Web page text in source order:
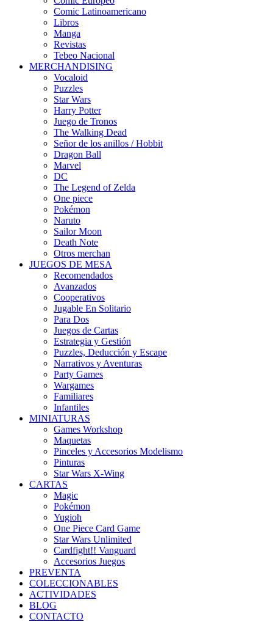
Comic Latinoamericano
Libros
Manga
Revistas
Tebeo Nacional
MERCHANDISING
Vocaloid
Puzzles
Star Wars
Harry Potter
Juego de Tronos
The Walking Dead
Señor de los anillos / Hobbit
Dragon Ball
Marvel
DC
The Legend of Zelda
One piece
Pokémon
Naruto
Sailor Moon
Death Note
Otros merchan
JUEGOS DE MESA
Recomendados
Avanzados
Cooperativos
Jugable En Solitario
Para Dos
Juegos de Cartas
Estrategia y Gestión
Puzzles, Deducción y Escape
Narrativos y Aventuras
Party Games
Wargames
Familiares
Infantiles
MINIATURAS
Games Workshop
Maquetas
Pinceles y Accesorios Modelismo
Pinturas
Star Wars X-Wing
CARTAS
Magic
Pokémon
Yugioh
One Piece Card Game
Star Wars Unlimited
Cardfight!! Vanguard
Accesorios Juegos
PREVENTA
COLECCIONABLES
ACTIVIDADES
BLOG
CONTACTO